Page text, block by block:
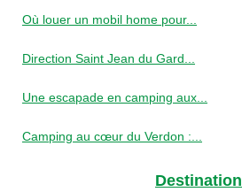
Où louer un mobil home pour...
Direction Saint Jean du Gard...
Une escapade en camping aux...
Camping au cœur du Verdon :...
Destination